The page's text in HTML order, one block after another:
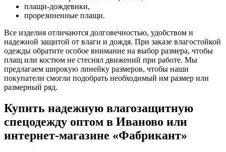
плащи-дождевики,
прорезиненные плащи.
Все изделия отличаются долговечностью, удобством и
надежной защитой от влаги и дождя. При заказе влагостойкой
одежды обратите особое внимание на выбор размера, чтобы
плащ или костюм не стеснял движений при работе. Мы
предлагаем широкую линейку размеров, чтобы наши
покупатели смогли подобрать необходимый им размер или
размерный ряд.
Купить надежную влагозащитную
спецодежду оптом в Иваново или
интернет-магазине «Фабрикант»